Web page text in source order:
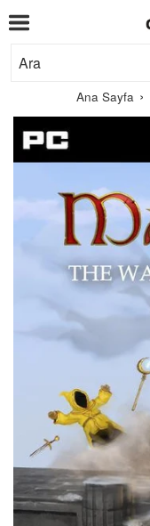
Menü
Ana Sayfa ›
Interactive
AB